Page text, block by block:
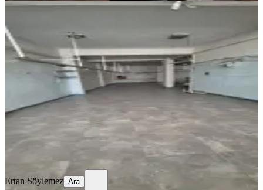
MERKEZİ
Yakını | 180 M² Zemin Kat Dükkan &
İşyeri
İstanbul, Sultangazi
1 Oda·190 m²·30.07.2026
Ertan Söylemez
Ertan Söylemez Ara